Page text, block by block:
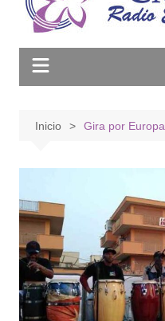
Inicio Gira por Europa